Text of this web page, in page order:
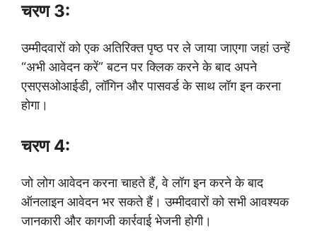
चरण 3:
उम्मीदवारों को एक अतिरिक्त पृष्ठ पर ले जाया जाएगा जहां उन्हें
“अभी आवेदन करें” बटन पर क्लिक करने के बाद अपने
एसएसओआईडी, लॉगिन और पासवर्ड के साथ लॉग इन करना
होगा।
चरण 4:
जो लोग आवेदन करना चाहते हैं, वे लॉग इन करने के बाद
ऑनलाइन आवेदन भर सकते हैं। उम्मीदवारों को सभी आवश्यक
जानकारी और कागजी कार्रवाई भेजनी होगी।